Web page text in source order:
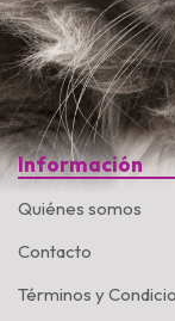
Información
Quiénes somos
Contacto
Términos y